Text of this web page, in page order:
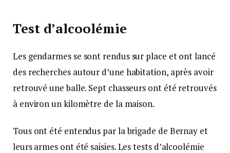
Test d’alcoolémie
Les gendarmes se sont rendus sur place et ont lancé
des recherches autour d’une habitation, après avoir
retrouvé une balle. Sept chasseurs ont été retrouvés
à environ un kilomètre de la maison.
Tous ont été entendus par la brigade de Bernay et
leurs armes ont été saisies. Les tests d’alcoolémie